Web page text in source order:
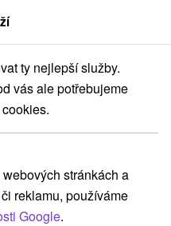
kryoterapií - léčba chladem
let s
- léčba
120 ° C
aktuálních nabídek.
Poprad
ty nejlepší služby.
vás ale potřebujeme
stránkách a
reklamu, používáme
Google.